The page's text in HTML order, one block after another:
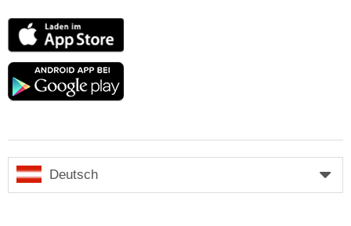
App
Store
Google
Deutsch